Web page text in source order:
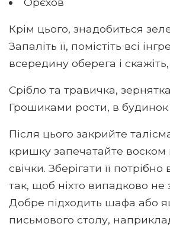
Крім цього, знадобиться
Запаліть її, помістіть всі
всередину оберега і
Срібло та травичка,
Грошиками рости, в будинок
Після цього закрийте
кришку запечатайте воском
свічки. Зберігати її
так, щоб ніхто випадково не
Добре підходить шафа або
письмового столу,